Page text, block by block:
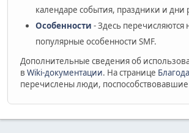
календаре события, праздники и дни
Особенности - Здесь перечисляются
популярные особенности SMF.
Дополнительные сведения об
в Wiki-документации. На странице
перечислены люди, поспособствовавшие